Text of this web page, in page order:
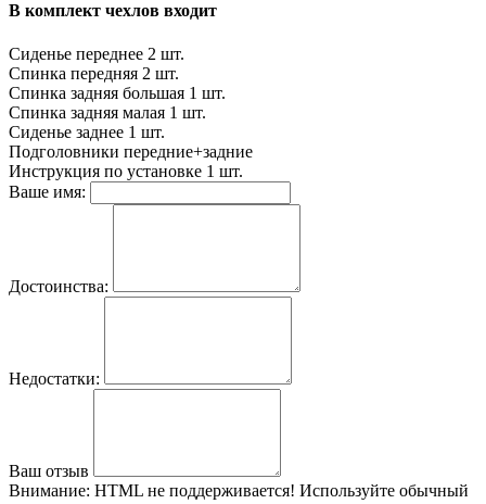
В комплект чехлов входит
Сиденье переднее 2 шт.
Спинка передняя 2 шт.
Спинка задняя большая 1 шт.
Спинка задняя малая 1 шт.
Сиденье заднее 1 шт.
Подголовники передние+задние
Инструкция по установке 1 шт.
Ваше имя:
Достоинства:
Недостатки:
Ваш отзыв
Внимание: HTML не поддерживается! Используйте обычный